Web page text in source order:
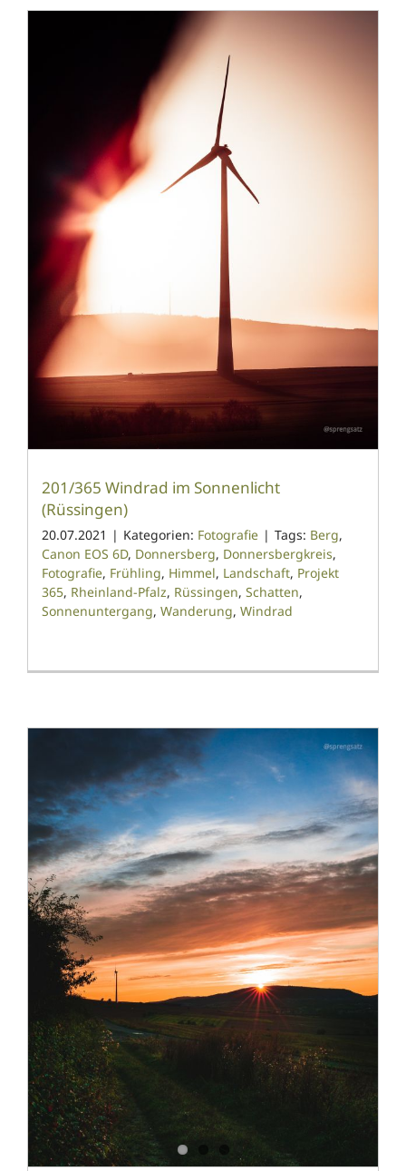
201/365 Windrad im Sonnenlicht
(Rüssingen)
20.07.2021 | Kategorien: Fotografie | Tags: Berg,
Canon EOS 6D, Donnersberg, Donnersbergkreis,
Fotografie, Frühling, Himmel, Landschaft, Projekt
365, Rheinland-Pfalz, Rüssingen, Schatten,
Sonnenuntergang, Wanderung, Windrad